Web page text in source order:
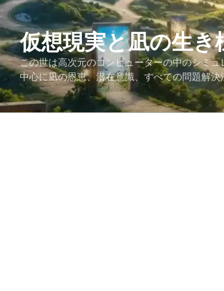
仮想現実と凪の生き
この世は高次元のコンピューターの中のシミ
中心に凪の恩恵、潜在意識、すべての問題解